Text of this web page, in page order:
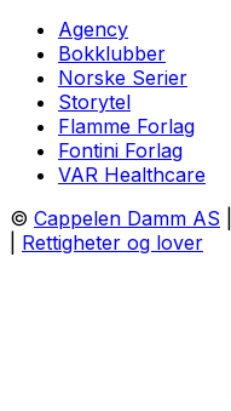
Agency
Bokklubber
Norske Serier
Storytel
Flamme Forlag
Fontini Forlag
VAR Healthcare
© Cappelen Damm AS
Rettigheter og lover